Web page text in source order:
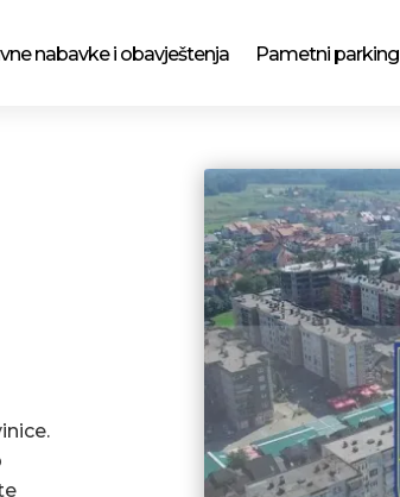
nabavke i obavještenja Pametni parking